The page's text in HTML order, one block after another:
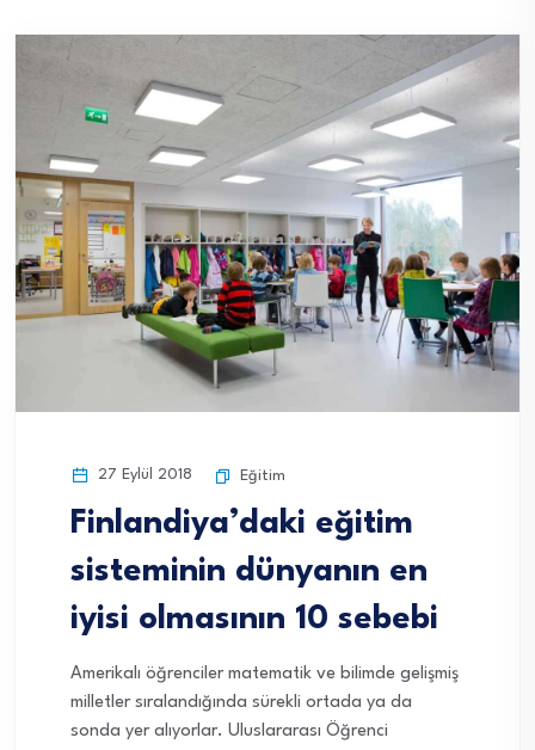
27 Eylül 2018 Eğitim
Finlandiya’daki eğitim
sisteminin dünyanın en
iyisi olmasının 10 sebebi
Amerikalı öğrenciler matematik ve bilimde gelişmiş
milletler sıralandığında sürekli ortada ya da
sonda yer alıyorlar. Uluslararası Öğrenci